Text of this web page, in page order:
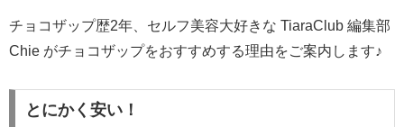
チョコザップ歴2年、セルフ美容大好きな TiaraClub 編集部
Chie がチョコザップをおすすめする理由をご案内します♪
とにかく安い！